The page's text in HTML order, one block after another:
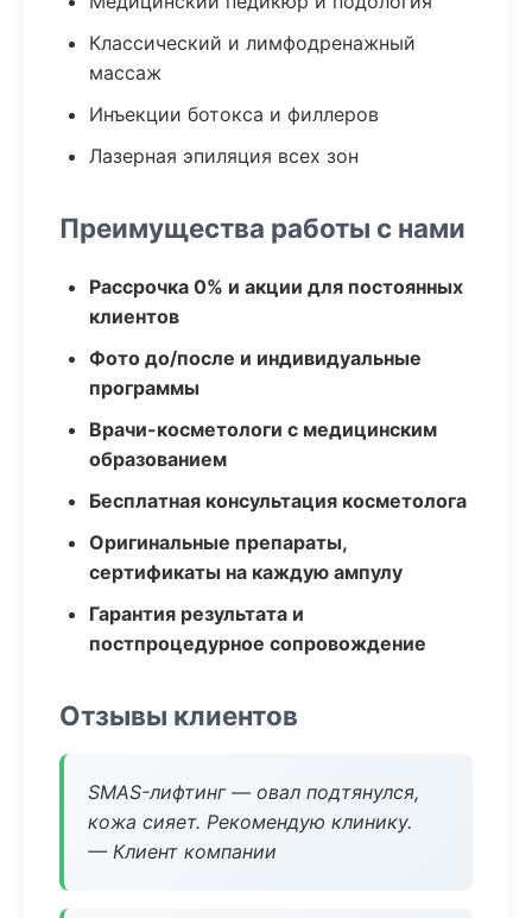
Классический и лимфодренажный
массаж
Инъекции ботокса и филлеров
Лазерная эпиляция всех зон
Преимущества работы с нами
Рассрочка 0% и акции для постоянных
клиентов
Фото до/после и индивидуальные
программы
Врачи-косметологи с медицинским
образованием
Бесплатная консультация косметолога
Оригинальные препараты,
сертификаты на каждую ампулу
Гарантия результата и
постпроцедурное сопровождение
Отзывы клиентов
SMAS-лифтинг — овал подтянулся,
кожа сияет. Рекомендую клинику.
— Клиент компании